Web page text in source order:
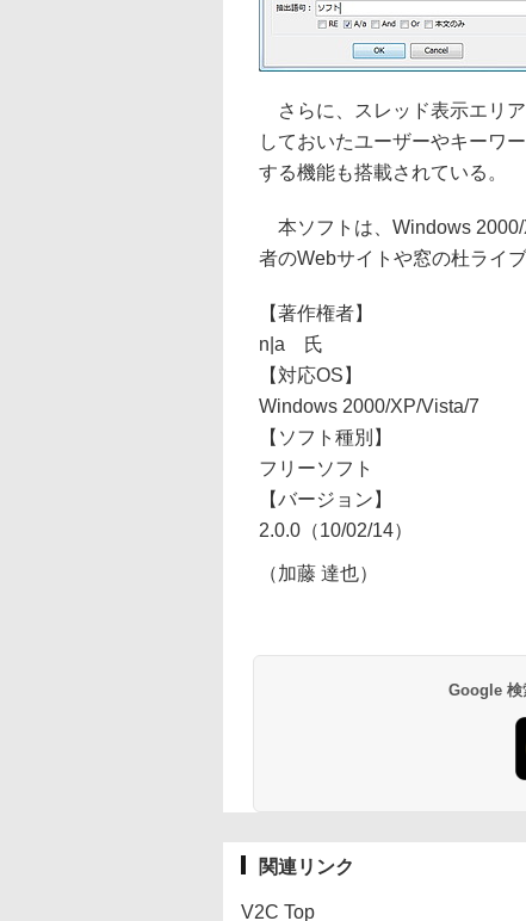
さらに、スレッド表示エリ
しておいたユーザーやキーワ
する機能も搭載されている。
本ソフトは、Windows
者のWebサイトや窓の杜ライ
【著作権者】
n|a 氏
【対応OS】
Windows 2000/XP/Vista/7
【ソフト種別】
フリーソフト
【バージョン】
2.0.0（10/02/14）
（加藤 達也）
Google 検
関連リンク
V2C Top